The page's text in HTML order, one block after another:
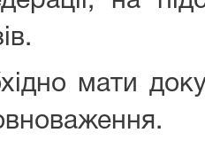
мати